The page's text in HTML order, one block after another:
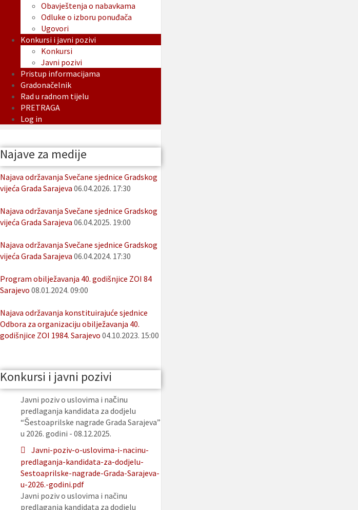
Obavještenja o nabavkama
Odluke o izboru ponuđača
Ugovori
Konkursi i javni pozivi
Konkursi
Javni pozivi
Pristup informacijama
Gradonačelnik
Rad u radnom tijelu
PRETRAGA
Log in
Najave za medije
Najava održavanja Svečane sjednice Gradskog
vijeća Grada Sarajeva 06.04.2026. 17:30
Najava održavanja Svečane sjednice Gradskog
vijeća Grada Sarajeva 06.04.2025. 19:00
Najava održavanja Svečane sjednice Gradskog
vijeća Grada Sarajeva 06.04.2024. 17:30
Program obilježavanja 40. godišnjice ZOI 84
Sarajevo 08.01.2024. 09:00
Najava održavanja konstituirajuće sjednice
Odbora za organizaciju obilježavanja 40.
godišnjice ZOI 1984. Sarajevo 04.10.2023. 15:00
Konkursi i javni pozivi
Javni poziv o uslovima i načinu
predlaganja kandidata za dodjelu
“Šestoaprilske nagrade Grada Sarajeva”
u 2026. godini - 08.12.2025.
Javni-poziv-o-uslovima-i-nacinu-
predlaganja-kandidata-za-dodjelu-
Sestoaprilske-nagrade-Grada-Sarajeva-
u-2026.-godini.pdf
Javni poziv o uslovima i načinu
predlaganja kandidata za dodjelu